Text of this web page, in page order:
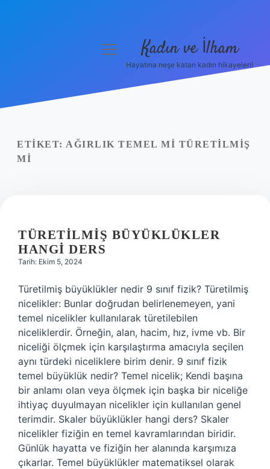
Yasal Uyarı
menüyü
Kadın ve İlham
Hayatına neşe katan kadın hikayeleri!
ETIKET: AĞIRLIK TEMEL MI TÜRETILMIŞ
MI
TÜRETILMIŞ BÜYÜKLÜKLER
HANGI DERS
Tarih: Ekim 5, 2024
Türetilmiş büyüklükler nedir 9 sınıf fizik? Türetilmiş
nicelikler: Bunlar doğrudan belirlenemeyen, yani
temel nicelikler kullanılarak türetilebilen
niceliklerdir. Örneğin, alan, hacim, hız, ivme vb. Bir
niceliği ölçmek için karşılaştırma amacıyla seçilen
aynı türdeki niceliklere birim denir. 9 sınıf fizik
temel büyüklük nedir? Temel nicelik; Kendi başına
bir anlamı olan veya ölçmek için başka bir niceliğe
ihtiyaç duyulmayan nicelikler için kullanılan genel
terimdir. Skaler büyüklükler hangi ders? Skaler
nicelikler fiziğin en temel kavramlarından biridir.
Günlük hayatta ve fiziğin her alanında karşımıza
çıkarlar. Temel büyüklükler matematiksel olarak